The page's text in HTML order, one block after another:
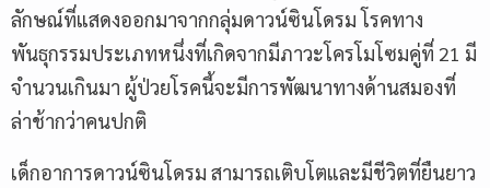
ลักษณ์ที่แสดงออกมาจากกลุ่มดาวน์ซินโดรม โรคทาง
พันธุกรรมประเภทหนึ่งที่เกิดจากมีภาวะโครโมโซมคู่ที่ 21 มี
จำนวนเกินมา ผู้ป่วยโรคนี้จะมีการพัฒนาทางด้านสมองที่
ล่าช้ากว่าคนปกติ
เด็กอาการดาวน์ซินโดรม สามารถเติบโตและมีชีวิตที่ยืนยาว